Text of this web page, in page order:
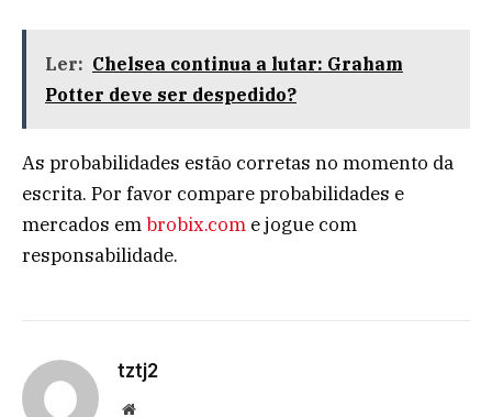
Ler: Chelsea continua a lutar: Graham
Potter deve ser despedido?
As probabilidades estão corretas no momento da
escrita. Por favor compare probabilidades e
mercados embrobix.com e jogue com
responsabilidade.
tztj2
Website